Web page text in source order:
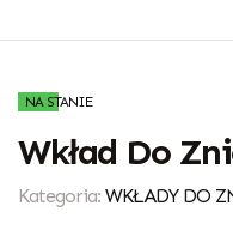
NA STANIE
Wkład Do
Kategoria:WKŁADY DO